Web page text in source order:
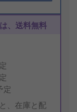
、送料無料
定
、在庫と配